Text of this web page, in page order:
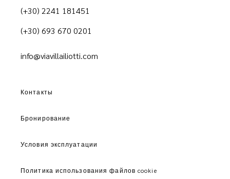
(+30) 2241 181451
(+30) 693 670 0201
info@viavillailiotti.com
Контакты
Бронирование
Условия эксплуатации
Политика использования файлов cookie